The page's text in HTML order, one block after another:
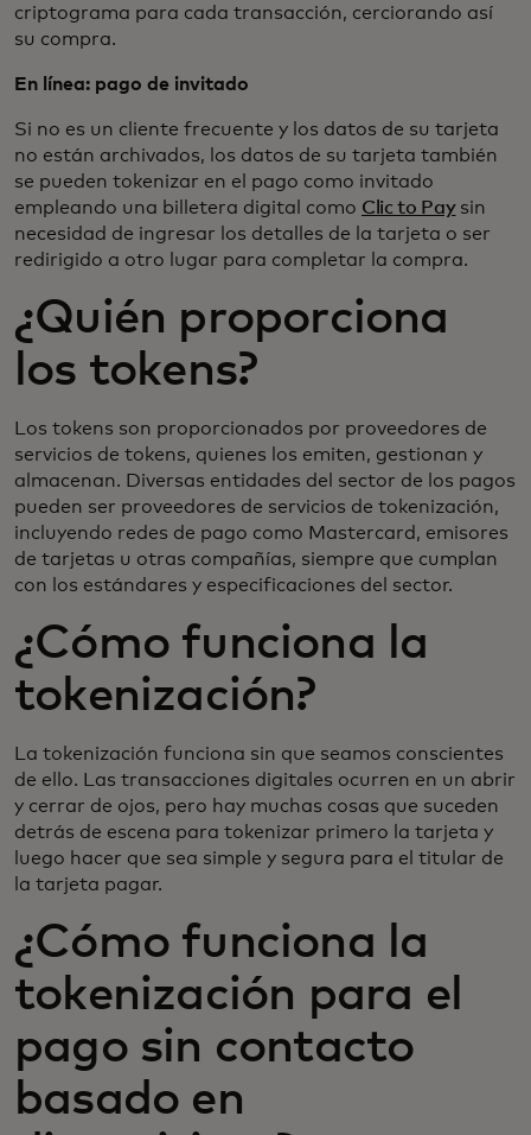
criptograma para cada transacción, cerciorando así
su compra.
En línea: pago de invitado
Si no es un cliente frecuente y los datos de su tarjeta
no están archivados, los datos de su tarjeta también
se pueden tokenizar en el pago como invitado
empleando una billetera digital como Clic to Paysin
necesidad de ingresar los detalles de la tarjeta o ser
redirigido a otro lugar para completar la compra.
¿Quién proporciona
los tokens?
Los tokens son proporcionados por proveedores de
servicios de tokens, quienes los emiten, gestionan y
almacenan. Diversas entidades del sector de los pagos
pueden ser proveedores de servicios de tokenización,
incluyendo redes de pago como Mastercard, emisores
de tarjetas u otras compañías, siempre que cumplan
con los estándares y especificaciones del sector.
¿Cómo funciona la
tokenización?
La tokenización funciona sin que seamos conscientes
de ello. Las transacciones digitales ocurren en un abrir
y cerrar de ojos, pero hay muchas cosas que suceden
detrás de escena para tokenizar primero la tarjeta y
luego hacer que sea simple y segura para el titular de
la tarjeta pagar.
¿Cómo funciona la
tokenización para el
pago sin contacto
basado en